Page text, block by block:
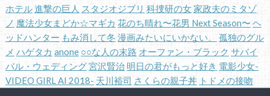
ホテル進撃の巨人 スタジオジブリ 科捜研の女家政夫のミタゾ
ノ 魔法少女まどか☆マギカ 花のち晴れ〜花男 Next Season〜 ヘ
ッドハンター もみ消して冬 漫画みたいにいかない。
孤独のグル
メ ハゲタカ anone ○○な人の末路 オーファン・ブラック サバイ
バル・ウェディング宮沢賢治 明日の君がもっと好き 電影少女-
VIDEO GIRL AI 2018- 天川裕司 さくらの親子丼 トドメの接吻